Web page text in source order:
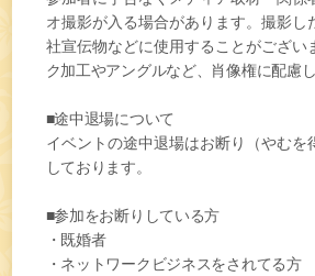
オ撮影が入る場合があります。撮影し
社宣伝物などに使用することがござい
ク加工やアングルなど、肖像権に配慮
■途中退場について
イベントの途中退場はお断り（やむを
しております。
■参加をお断りしている方
・既婚者
・ネットワークビジネスをされてる方